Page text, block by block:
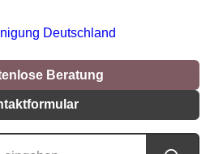
Beratung